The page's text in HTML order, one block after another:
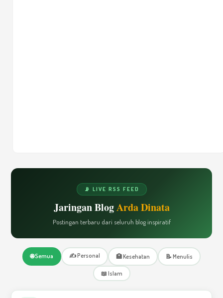
📡 LIVE RSS FEED
Jaringan BlogArda Dinata
Postingan terbaru dari seluruh blog inspiratif
🌐 Semua ✍️ Personal 🏥 Kesehatan 📝 Menulis
📖 Islam